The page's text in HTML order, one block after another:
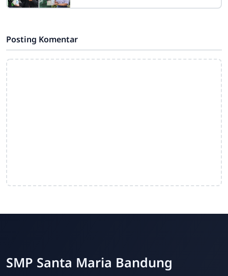
Posting Komentar
SMP Santa Maria Bandung